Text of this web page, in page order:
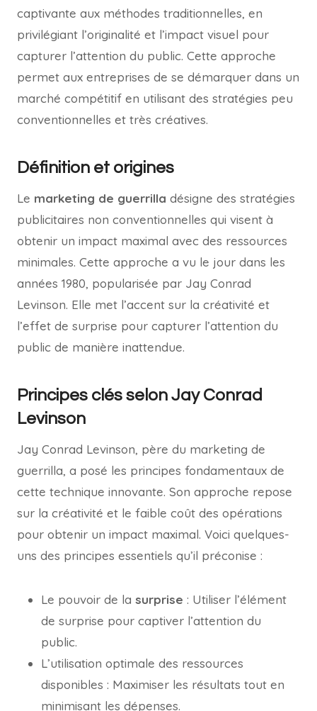
captivante aux méthodes traditionnelles, en
privilégiant l’originalité et l’impact visuel pour
capturer l’attention du public. Cette approche
permet aux entreprises de se démarquer dans un
marché compétitif en utilisant des stratégies peu
conventionnelles et très créatives.
Définition et origines
Le marketing de guerrilla désigne des stratégies
publicitaires non conventionnelles qui visent à
obtenir un impact maximal avec des ressources
minimales. Cette approche a vu le jour dans les
années 1980, popularisée par Jay Conrad
Levinson. Elle met l’accent sur la créativité et
l’effet de surprise pour capturer l’attention du
public de manière inattendue.
Principes clés selon Jay Conrad
Levinson
Jay Conrad Levinson, père du marketing de
guerrilla, a posé les principes fondamentaux de
cette technique innovante. Son approche repose
sur la créativité et le faible coût des opérations
pour obtenir un impact maximal. Voici quelques-
uns des principes essentiels qu’il préconise :
Le pouvoir de la surprise : Utiliser l’élément
de surprise pour captiver l’attention du
public.
L’utilisation optimale des ressources
disponibles : Maximiser les résultats tout en
minimisant les dépenses.